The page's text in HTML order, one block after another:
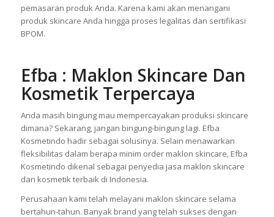
untuk memulai bisnis skincare dari mana. Kami siap
membantu brand Anda menjadi brand yang banyak dicari di
pasaran. Anda hanya perlu fokus menganai strategi
BPOM.
Efba : Maklon Skincare Dan
Kosmetik Terpercaya
Anda masih bingung mau mempercayakan produksi skincare
dimana? Sekarang, jangan bingung-bingung lagi. Efba
Kosmetindo hadir sebagai solusinya. Selain menawarkan
Kosmetindo dikenal sebagai penyedia jasa maklon skincare